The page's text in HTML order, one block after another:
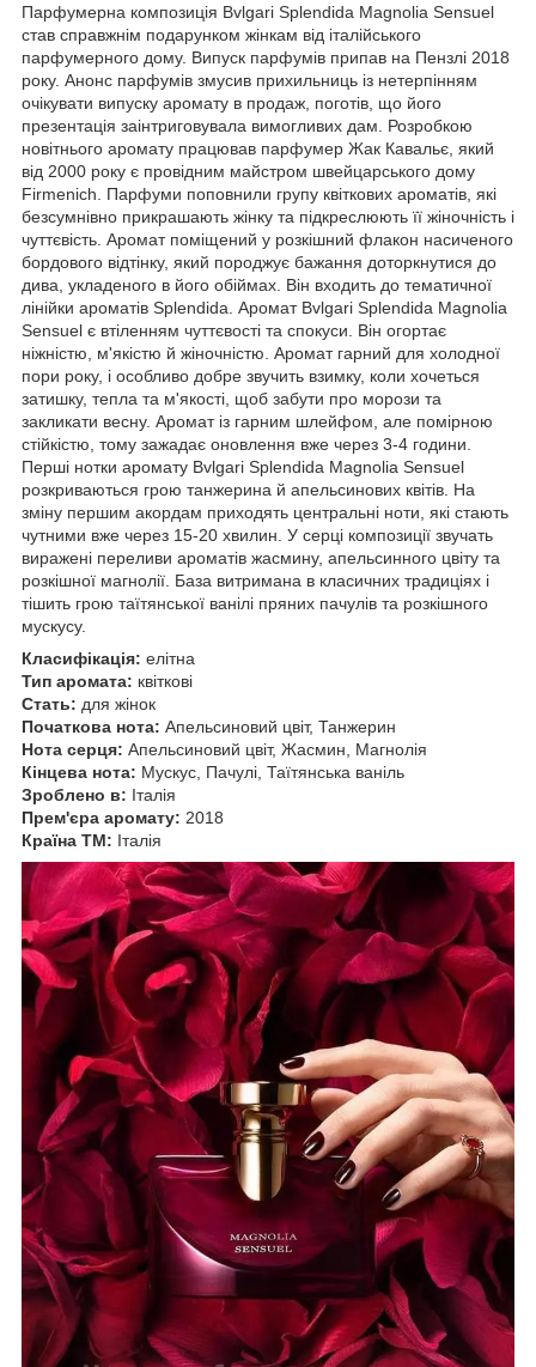
Парфумерна композиція Bvlgari Splendida Magnolia Sensuel
став справжнім подарунком жінкам від італійського
парфумерного дому. Випуск парфумів припав на Пензлі 2018
року. Анонс парфумів змусив прихильниць із нетерпінням
очікувати випуску аромату в продаж, поготів, що його
презентація заінтриговувала вимогливих дам. Розробкою
новітнього аромату працював парфумер Жак Кавальє, який
від 2000 року є провідним майстром швейцарського дому
Firmenich. Парфуми поповнили групу квіткових ароматів, які
безсумнівно прикрашають жінку та підкреслюють її жіночність і
чуттєвість. Аромат поміщений у розкішний флакон насиченого
бордового відтінку, який породжує бажання доторкнутися до
дива, укладеного в його обіймах. Він входить до тематичної
лінійки ароматів Splendida. Аромат Bvlgari Splendida Magnolia
Sensuel є втіленням чуттєвості та спокуси. Він огортає
ніжністю, м'якістю й жіночністю. Аромат гарний для холодної
пори року, і особливо добре звучить взимку, коли хочеться
затишку, тепла та м'якості, щоб забути про морози та
закликати весну. Аромат із гарним шлейфом, але помірною
стійкістю, тому зажадає оновлення вже через 3-4 години.
Перші нотки аромату Bvlgari Splendida Magnolia Sensuel
розкриваються грою танжерина й апельсинових квітів. На
зміну першим акордам приходять центральні ноти, які стають
чутними вже через 15-20 хвилин. У серці композиції звучать
виражені переливи ароматів жасмину, апельсинного цвіту та
розкішної магнолії. База витримана в класичних традиціях і
тішить грою таїтянської ванілі пряних пачулів та розкішного
мускусу.
Класифікація: елітна
Тип аромата: квіткові
Стать: для жінок
Початкова нота: Апельсиновий цвіт, Танжерин
Нота серця: Апельсиновий цвіт, Жасмин, Магнолія
Кінцева нота: Мускус, Пачулі, Таїтянська ваніль
Зроблено в: Італія
Прем'єра аромату: 2018
Країна ТМ: Італія